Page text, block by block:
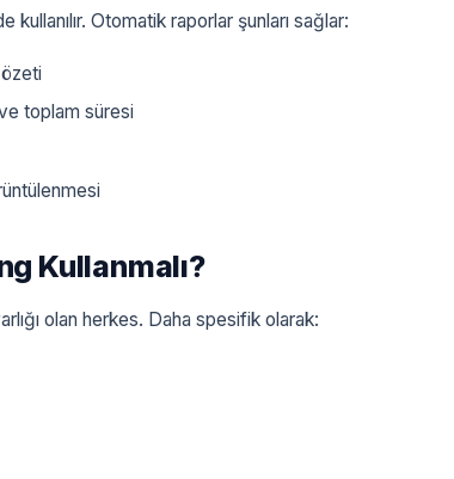
Otomatik raporlar şunları sağlar:
toplam süresi
Kullanmalı?
olan herkes. Daha spesifik olarak: